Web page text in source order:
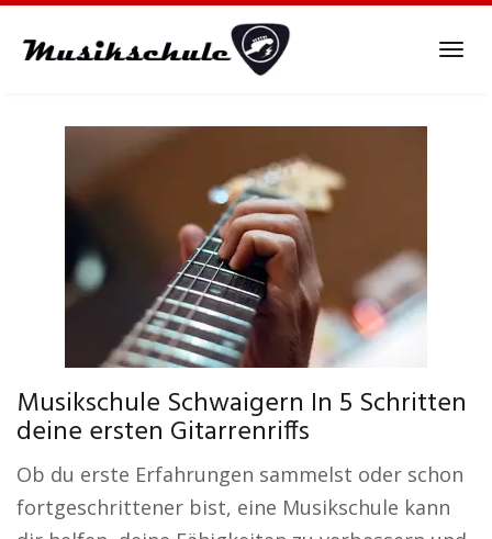
Musikschule Schwaigern In 5 Schritten
deine ersten Gitarrenriffs
Ob du erste Erfahrungen sammelst oder schon
fortgeschrittener bist, eine Musikschule kann